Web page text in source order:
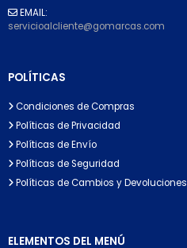
EMAIL:
servicioalcliente@gomarcas.com
POLÍTICAS
Condiciones de Compras
Políticas de Privacidad
Políticas de Envío
Políticas de Seguridad
Políticas de Cambios y Devoluciones
ELEMENTOS DEL MENÚ